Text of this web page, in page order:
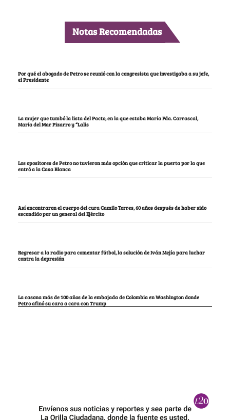
Notas Recomendadas
Por qué el abogado de Petro se reunió con la congresista que investigaba a su jefe,
el Presidente
La mujer que tumbó la lista del Pacto, en la que estaba María Fda. Carrascal,
María del Mar Pizarro y “Lalis
Los opositores de Petro no tuvieron más opción que criticar la puerta por la que
entró a la Casa Blanca
Así encontraron el cuerpo del cura Camilo Torres, 60 años después de haber sido
escondido por un general del Ejército
Regresar a la radio para comentar fútbol, la solución de Iván Mejía para luchar
contra la depresión
La casona más de 100 años de la embajada de Colombia en Washington donde
Petro afinó su cara a cara con Trump